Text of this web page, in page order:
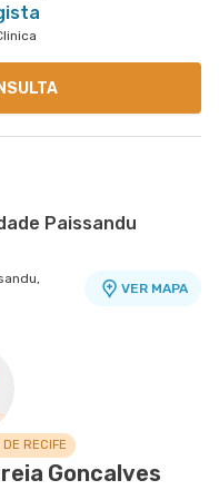
Paissandu
VER MAPA
I - Boa
RECIFE
Goncalves